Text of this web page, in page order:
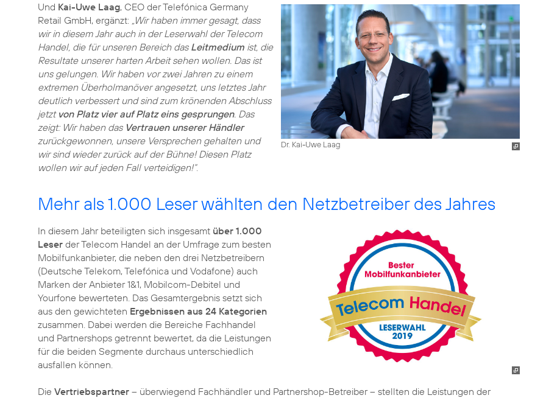
Dr. Kai-Uwe Laag
Und Kai-Uwe Laag, CEO der Telefónica Germany
Retail GmbH, ergänzt: „Wir haben immer gesagt, dass
wir in diesem Jahr auch in der Leserwahl der Telecom
Handel, die für unseren Bereich das Leitmedium ist, die
Resultate unserer harten Arbeit sehen wollen. Das ist
uns gelungen. Wir haben vor zwei Jahren zu einem
extremen Überholmanöver angesetzt, uns letztes Jahr
deutlich verbessert und sind zum krönenden Abschluss
jetzt von Platz vier auf Platz eins gesprungen. Das
zeigt: Wir haben das Vertrauen unserer Händler
zurückgewonnen, unsere Versprechen gehalten und
wir sind wieder zurück auf der Bühne! Diesen Platz
wollen wir auf jeden Fall verteidigen!“.
Mehr als 1.000 Leser wählten den Netzbetreiber des Jahres
In diesem Jahr beteiligten sich insgesamt über 1.000
Leser der Telecom Handel an der Umfrage zum besten
Mobilfunkanbieter, die neben den drei Netzbetreibern
(Deutsche Telekom, Telefónica und Vodafone) auch
Marken der Anbieter 1&1, Mobilcom-Debitel und
Yourfone bewerteten. Das Gesamtergebnis setzt sich
aus den gewichteten Ergebnissen aus 24 Kategorien
zusammen. Dabei werden die Bereiche Fachhandel
und Partnershops getrennt bewertet, da die Leistungen
für die beiden Segmente durchaus unterschiedlich
ausfallen können.
Die Vertriebspartner – überwiegend Fachhändler und Partnershop-Betreiber – stellten die Leistungen der